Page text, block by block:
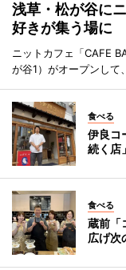
浅草・松が谷に
好きが集う場に
ニットカフェ「CAFE
が谷1）がオープンして
食べる
伊良コ
続く店
食べる
蔵前「
広げ次